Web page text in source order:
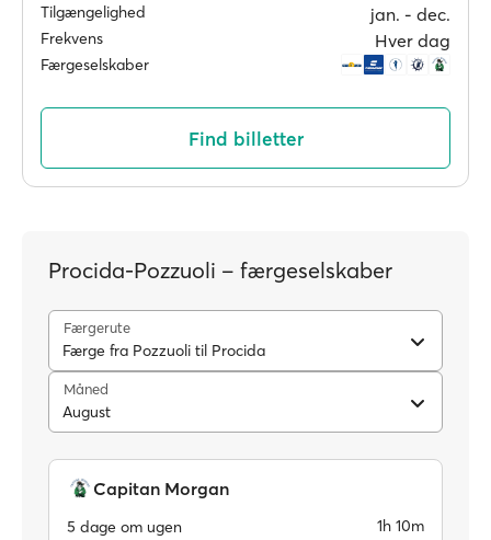
Tilgængelighed jan. ‐ dec.
Frekvens Hver dag
Færgeselskaber
Find billetter
Procida-Pozzuoli – færgeselskaber
Færgerute
Færge fra Pozzuoli til Procida
Måned
August
Capitan Morgan
5 dage om ugen
1h 10m